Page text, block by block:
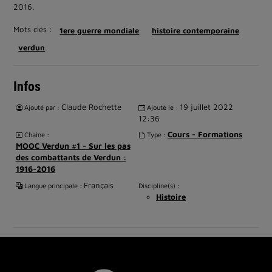
2016.
Mots clés : 1ere guerre mondiale
histoire contemporaine
verdun
Infos
Ajouté par : Claude Rochette Ajouté le : 19 juillet 2022
12:36
Chaîne :
MOOC Verdun #1 - Sur les pas
des combattants de Verdun :
1916-2016
Type : Cours - Formations
Langue principale : Français Discipline(s) :
Histoire